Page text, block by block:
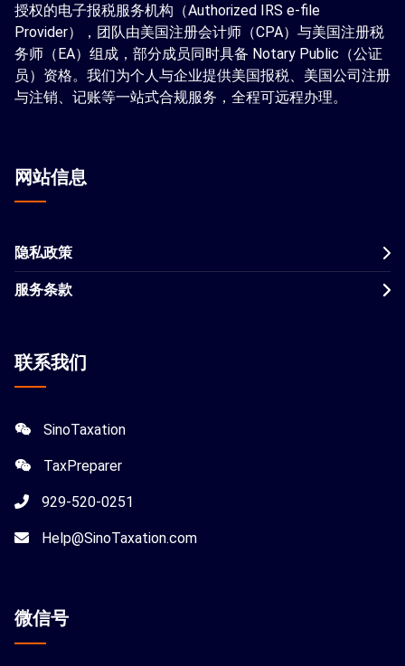
授权的电子报税服务机构（Authorized IRS e-file
Provider），团队由美国注册会计师（CPA）与美国注册税
务师（EA）组成，部分成员同时具备 Notary Public（公证
员）资格。我们为个人与企业提供美国报税、美国公司注册
与注销、记账等一站式合规服务，全程可远程办理。
网站信息
隐私政策
服务条款
联系我们
SinoTaxation
TaxPreparer
929-520-0251
Help@SinoTaxation.com
微信号